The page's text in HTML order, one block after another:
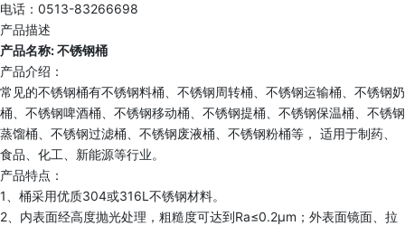
电话：0513-83266698
产品描述
产品名称: 不锈钢桶
产品介绍：
常见的不锈钢桶有不锈钢料桶、不锈钢周转桶、不锈钢运输桶、不锈钢奶
桶、不锈钢啤酒桶、不锈钢移动桶、不锈钢提桶、不锈钢保温桶、不锈钢
蒸馏桶、不锈钢过滤桶、不锈钢废液桶、不锈钢粉桶等， 适用于制药、
食品、化工、新能源等行业。
产品特点：
1、桶采用优质304或316L不锈钢材料。
2、内表面经高度抛光处理，粗糙度可达到Ra≤0.2μm；外表面镜面、拉